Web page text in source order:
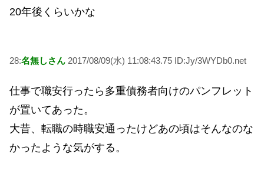
20年後くらいかな
28:名無しさん 2017/08/09(水) 11:08:43.75 ID:Jy/3WYDb0.net
仕事で職安行ったら多重債務者向けのパンフレット
が置いてあった。
大昔、転職の時職安通ったけどあの頃はそんなのな
かったような気がする。